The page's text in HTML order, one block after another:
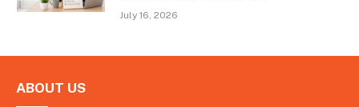
July 16, 2026
ABOUT US